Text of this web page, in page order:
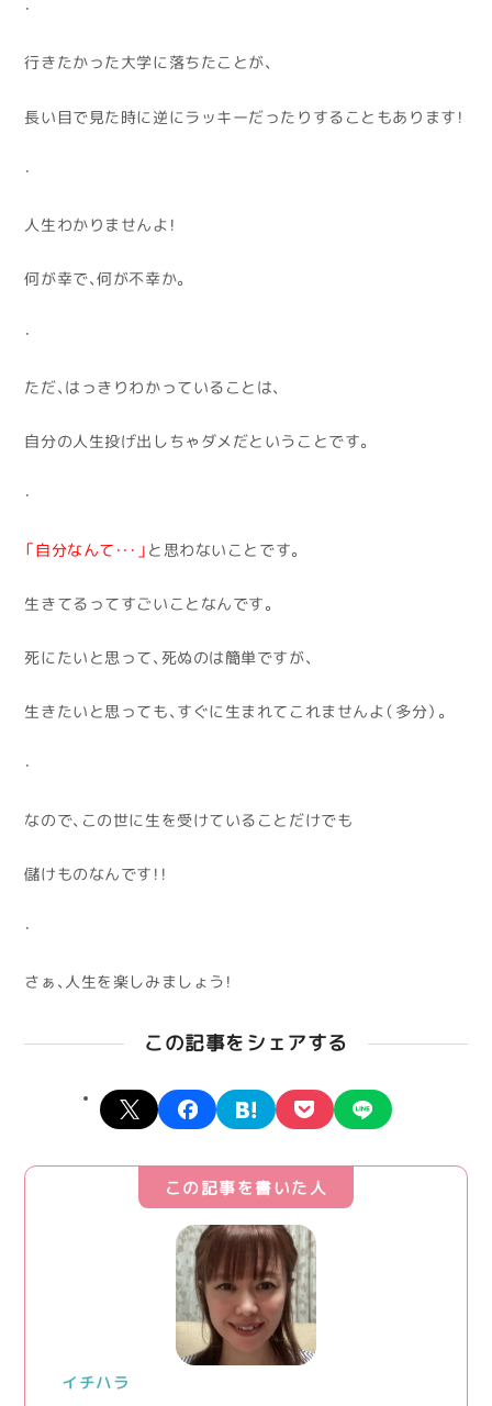
・
行きたかった大学に落ちたことが、
長い目で見た時に逆にラッキーだったりすることもあります！
・
人生わかりませんよ！
何が幸で、何が不幸か。
・
ただ、はっきりわかっていることは、
自分の人生投げ出しちゃダメだということです。
・
「自分なんて・・・」 と思わないことです。
生きてるってすごいことなんです。
死にたいと思って、死ぬのは簡単ですが、
生きたいと思っても、すぐに生まれてこれませんよ（多分）。
・
なので、この世に生を受けていることだけでも
儲けものなんです！！
・
さぁ、人生を楽しみましょう！
この記事をシェアする
X facebookhatena pocket
この記事を書いた人
イチハラ